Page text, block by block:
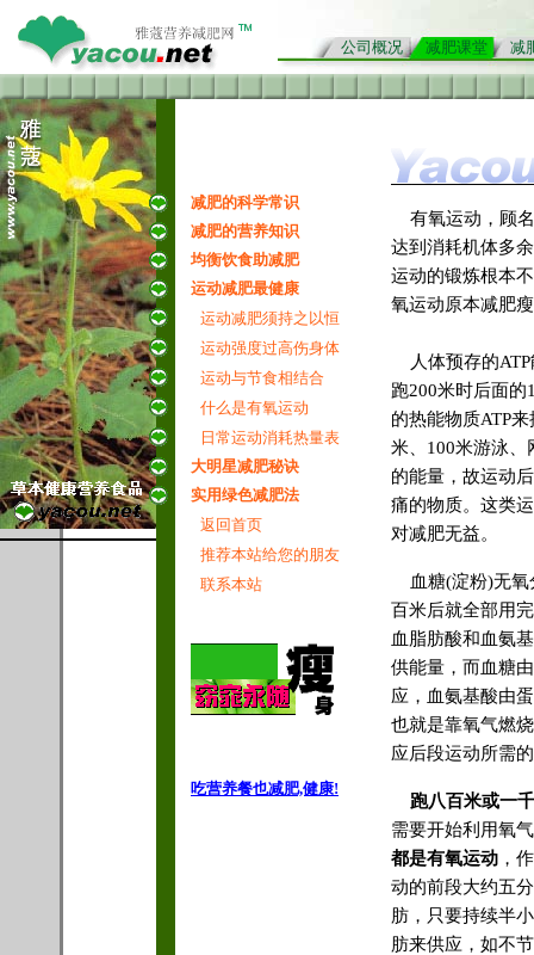
公司概况 减肥课堂 减
减肥的科学常识
减肥的营养知识
均衡饮食助减肥
运动减肥最健康
运动减肥须持之以恒
运动强度过高伤身体
运动与节食相结合
什么是有氧运动
日常运动消耗热量表
大明星减肥秘诀
实用绿色减肥法
返回首页
推荐本站给您的朋友
联系本站
吃营养餐也减肥,健康!
有氧运动，顾名
达到消耗机体多
运动的锻炼根本
氧运动原本减肥
人体预存的ATP
跑200米时后面
的热能物质ATP
米、100米游泳、
的能量，故运动
痛的物质。这类
对减肥无益。
血糖(淀粉)无氧
百米后就全部用
血脂肪酸和血氨
供能量，而血糖
应，血氨基酸由
也就是靠氧气燃
应后段运动所需
跑八百米或一
需要开始利用氧
都是有氧运动 ，
动的前段大约五
肪，只要持续半
肪来供应，如不